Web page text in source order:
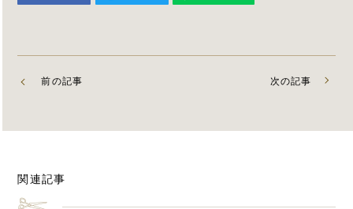
前の記事 次の記事
関連記事